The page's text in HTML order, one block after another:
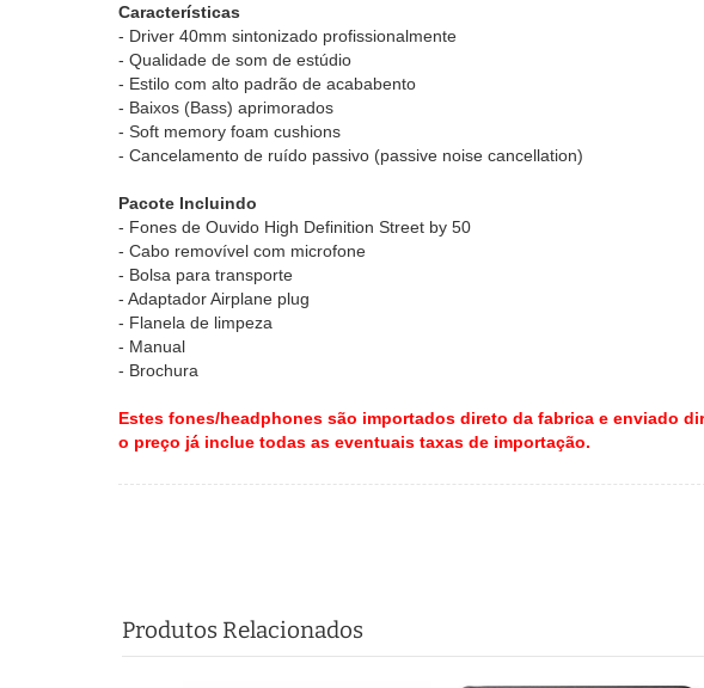
Características
- Driver 40mm sintonizado profissionalmente
- Qualidade de som de estúdio
- Estilo com alto padrão de acababento
- Baixos (Bass) aprimorados
- Soft memory foam cushions
- Cancelamento de ruído passivo (passive noise cancellation)
Pacote Incluindo
- Fones de Ouvido High Definition Street by 50
- Cabo removível com microfone
- Bolsa para transporte
- Adaptador Airplane plug
- Flanela de limpeza
- Manual
- Brochura
Estes fones/headphones são importados direto da fabrica e enviado
o preço já inclue todas as eventuais taxas de importação.
Produtos Relacionados